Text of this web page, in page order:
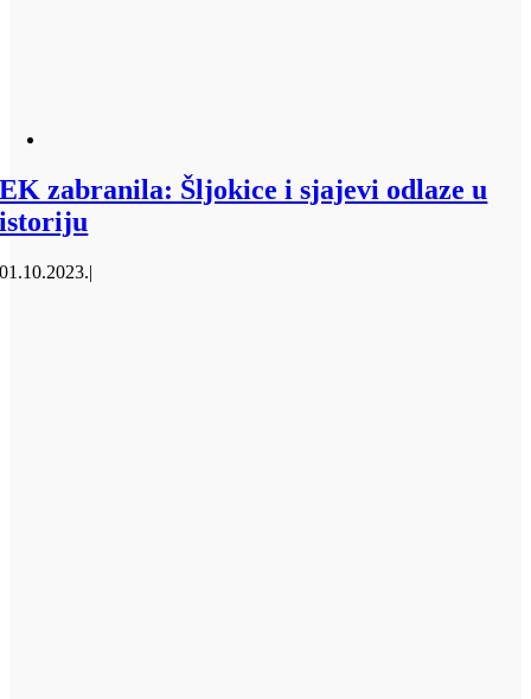
EK zabranila: Šljokice i sjajevi odlaze u
istoriju
01.10.2023.|